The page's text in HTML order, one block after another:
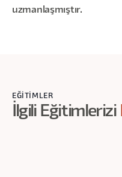
uzmanlaşmıştır.
EĞITIMLER
İlgili Eğitimlerizi